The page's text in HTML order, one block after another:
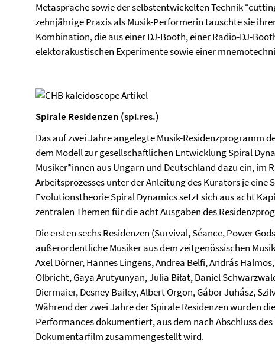
Metasprache sowie der selbstentwickelten Technik
zehnjährige Praxis als Musik-Performerin tauschte sie
Kombination, die aus einer DJ-Booth, einer Radio-DJ-
elektorakustischen Experimente sowie einer
Spirale Residenzen (spi.res.)
Das auf zwei Jahre angelegte Musik-Residenzprogramm
dem Modell zur gesellschaftlichen Entwicklung Spiral
Musiker*innen aus Ungarn und Deutschland dazu ein, im
Arbeitsprozesses unter der Anleitung des Kurators je eine
Evolutionstheorie Spiral Dynamics setzt sich aus acht
zentralen Themen für die acht Ausgaben des
Die ersten sechs Residenzen (Survival, Séance, Power
außerordentliche Musiker aus dem zeitgenössischen
Axel Dörner, Hannes Lingens, Andrea Belfi, András
Olbricht, Gaya Arutyunyan, Julia Biłat, Daniel
Diermaier, Desney Bailey, Albert Orgon, Gábor Juhász,
Während der zwei Jahre der Spirale Residenzen wurden
Performances dokumentiert, aus dem nach Abschluss
Dokumentarfilm zusammengestellt wird.